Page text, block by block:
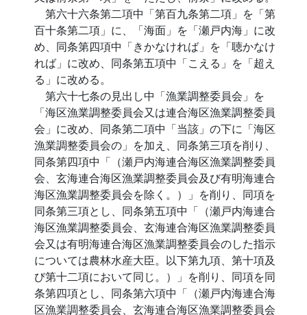
第六十六条第二項中「第百九条第二項」を「第
百十条第二項」に、「海面」を「瀬戸内海」に改
め、同条第四項中「きかなければ」を「聴かなけ
れば」に改め、同条第五項中「こえる」を「超え
る」に改める。
第六十七条の見出し中「漁業調整委員会」を
「海区漁業調整委員会又は連合海区漁業調整委員
会」に改め、同条第二項中「当該」の下に「海区
漁業調整委員会の」を加え、同条第三項を削り、
同条第四項中「（瀬戸内海連合海区漁業調整委員
会、玄海連合海区漁業調整委員会及び有明海連合
海区漁業調整委員会を除く。）」を削り、同項を
同条第三項とし、同条第五項中「（瀬戸内海連合
海区漁業調整委員会、玄海連合海区漁業調整委員
会又は有明海連合海区漁業調整委員会のした指示
については農林水産大臣。以下第九項、第十項及
び第十二項において同じ。）」を削り、同項を同
条第四項とし、同条第六項中「（瀬戸内海連合海
区漁業調整委員会、玄海連合海区漁業調整委員会